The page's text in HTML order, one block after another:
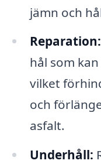
jämn och
Reparation:
hål som
vilket
och
asfalt.
Underhåll: